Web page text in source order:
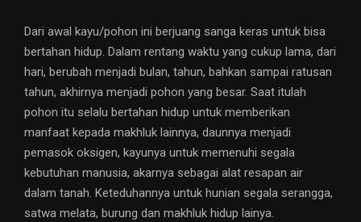
Dari awal kayu/pohon ini berjuang sanga keras untuk bisa
bertahan hidup. Dalam rentang waktu yang cukup lama, dari
hari, berubah menjadi bulan, tahun, bahkan sampai ratusan
tahun, akhirnya menjadi pohon yang besar. Saat itulah
pohon itu selalu bertahan hidup untuk memberikan
manfaat kepada makhluk lainnya, daunnya menjadi
pemasok oksigen, kayunya untuk memenuhi segala
kebutuhan manusia, akarnya sebagai alat resapan air
dalam tanah. Keteduhannya untuk hunian segala serangga,
satwa melata, burung dan makhluk hidup lainya.